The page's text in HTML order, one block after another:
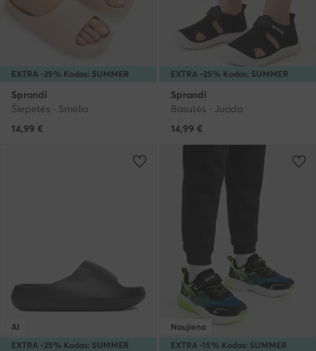
EXTRA -25% Kodas: SUMMER
Sprandi
Šlepetės · Smėlio
14,99 €
EXTRA -25% Kodas: SUMMER
Sprandi
Basutės · Juoda
14,99 €
EXTRA -25% Kodas: SUMMER
AI
EXTRA -15% Kodas: SUMMER
Naujiena